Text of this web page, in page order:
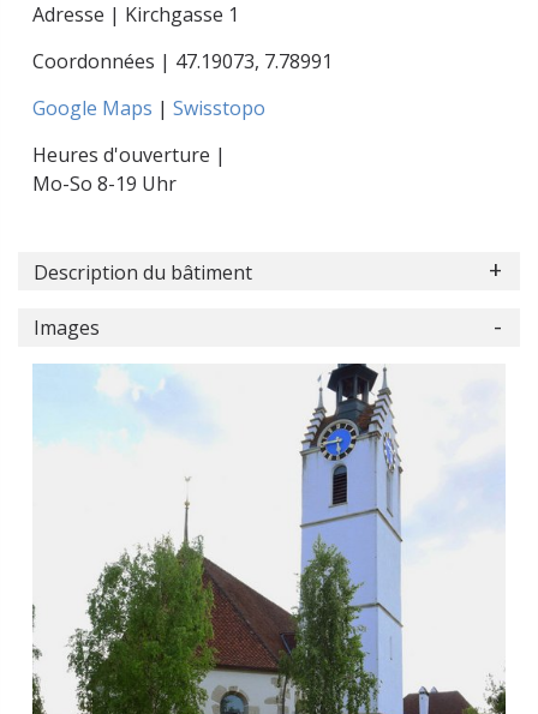
Adresse | Kirchgasse 1
Coordonnées | 47.19073, 7.78991
Google Maps | Swisstopo
Heures d'ouverture |
Mo-So 8-19 Uhr
Description du bâtiment
Images